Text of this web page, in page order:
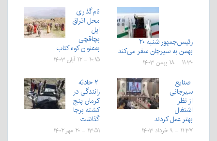
رئیس‌جمهور شنبه ۲۰
بهمن به سیرجان سفر می‌کند
۱۱:۳۰ - ۱۸ بهمن ۱۴۰۳
نام‌گذاری
محل اتراق
ایل
بچاقچی
به‌عنوان کوه کتاب
۱۰:۱۵ - ۱۲ آبان ۱۴۰۳
صنایع
سیرجانی
از نظر
اشتغال
بهتر عمل کردند
۱۱:۳۷ - ۹ خرداد ۱۴۰۳
۲ حادثه
رانندگی در
کرمان پنج
کشته برجا
گذاشت
۱۳:۵۱ - ۲۰ مهر ۱۴۰۲